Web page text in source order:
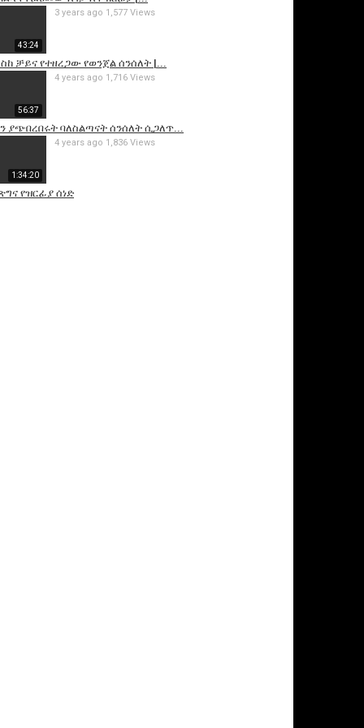
43:24
ቻይና የተዘረጋው የወንጀል ሰንሰለት |...
3 years ago 1,577 Views
56:37
ያጭበረበሩት ባለስልጣናት ሰንሰለት ሲጋለጥ...
4 years ago 1,716 Views
1:34:20
የዝርፊያ ሰነድ
4 years ago 1,836 Views